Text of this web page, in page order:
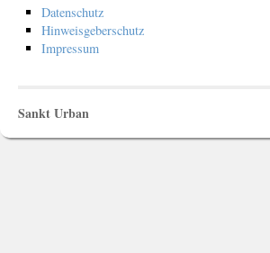
Datenschutz
Hinweisgeberschutz
Impressum
Sankt Urban